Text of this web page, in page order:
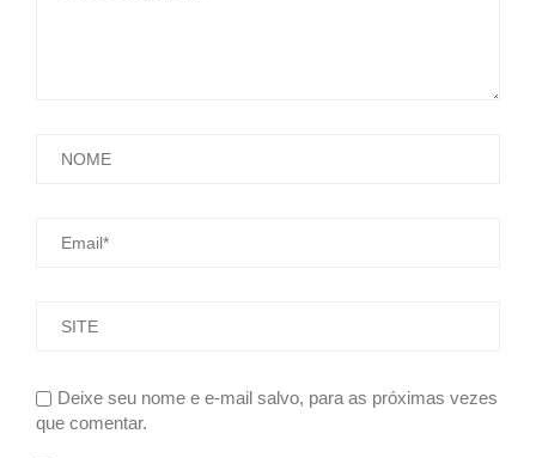
Deixe seu nome e e-mail salvo, para as próximas vezes
que comentar.